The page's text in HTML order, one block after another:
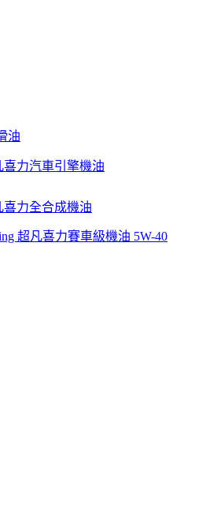
油
喜力汽車引擎機油
喜力全合成機油
超凡喜力賽車級機油 5W-40